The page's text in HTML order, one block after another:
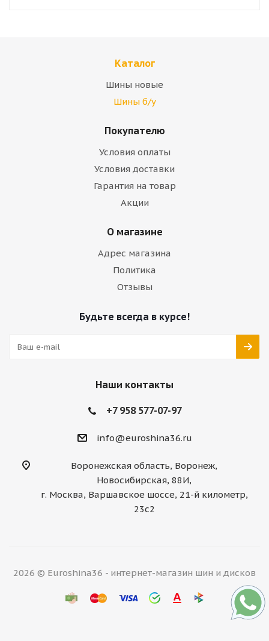
Каталог
Шины новые
Шины б/у
Покупателю
Условия оплаты
Условия доставки
Гарантия на товар
Акции
О магазине
Адрес магазина
Политика
Отзывы
Будьте всегда в курсе!
Наши контакты
+7 958 577-07-97
info@euroshina36.ru
Воронежская область, Воронеж,
Новосибирская, 88И,
г. Москва, Варшавское шоссе, 21-й километр,
23с2
2026 © Euroshina36 - интернет-магазин шин и дисков